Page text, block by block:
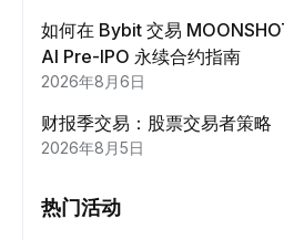
如何在 Bybit 交易
AI Pre-IPO 永续合约指南
2026年8月6日
财报季交易：股票交易者策略
2026年8月5日
热门活动